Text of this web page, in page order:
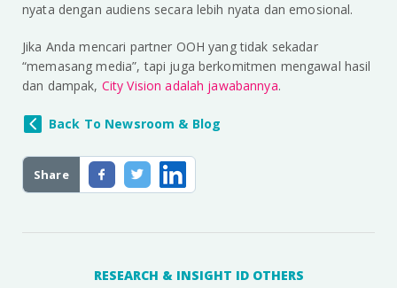
Share
nyata dengan audiens secara lebih nyata dan emosional.
Jika Anda mencari partner OOH yang tidak sekadar
“memasang media”, tapi juga berkomitmen mengawal hasil
dan dampak, City Vision adalah jawabannya.
Back To Newsroom & Blog
RESEARCH & INSIGHT ID OTHERS